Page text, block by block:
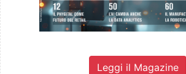
Leggi il Magazine